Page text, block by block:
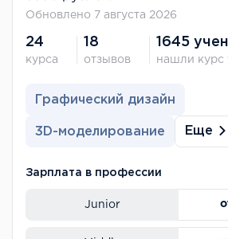
Обновлено 7 августа 2026
24
курса
18
отзывов
1645
нашли курс
Графический дизайн
3D-моделирование Еще
Зарплата в профессии
Junior